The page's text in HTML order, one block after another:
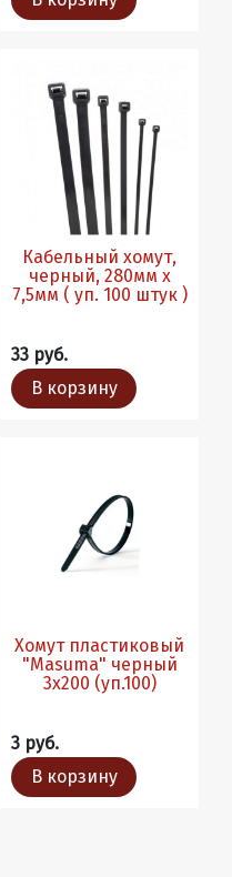
Кабельный хомут,
черный, 280мм х
7,5мм ( уп. 100 штук )
33 руб.
В корзину
Хомут пластиковый
"Masuma" черный
3х200 (уп.100)
3 руб.
В корзину